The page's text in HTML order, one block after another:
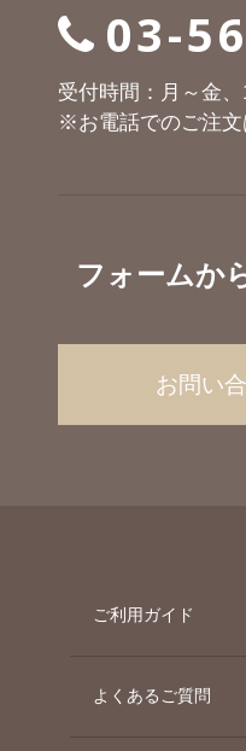
03-
受付時間：月～金
※お電話でのご注
フォームか
お問い
ご利用ガイド
よくあるご質問